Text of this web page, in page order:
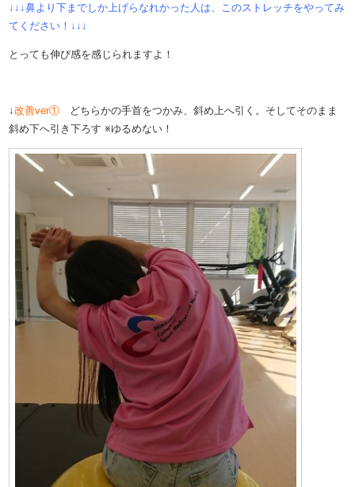
↓↓↓鼻より下までしか上げらなれかった人は、このストレッチをやってみ
てください！↓↓↓
とっても伸び感を感じられますよ！
↓改善ver① どちらかの手首をつかみ、斜め上へ引く。そしてそのまま
斜め下へ引き下ろす ※ゆるめない！